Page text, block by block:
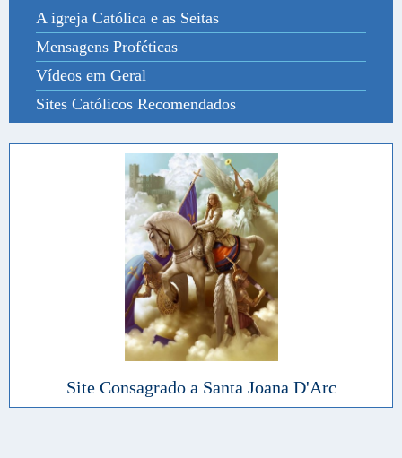
A igreja Católica e as Seitas
Mensagens Proféticas
Vídeos em Geral
Sites Católicos Recomendados
Site Consagrado a Santa Joana D'Arc